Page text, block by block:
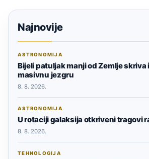
Najnovije
ASTRONOMIJA
Bijeli patuljak manji od Zemlje skriva
masivnu jezgru
8. 8. 2026.
ASTRONOMIJA
U rotaciji galaksija otkriveni tragovi
8. 8. 2026.
TEHNOLOGIJA